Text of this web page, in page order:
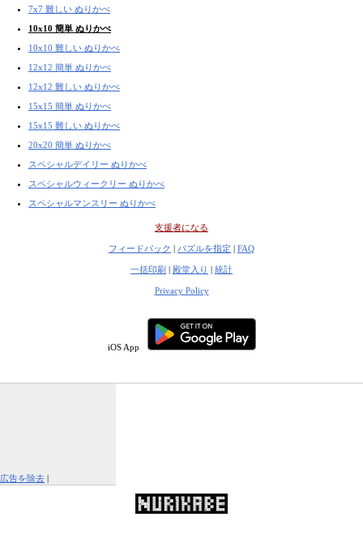
7x7 難しい ぬりかべ
10x10 簡単 ぬりかべ
10x10 難しい ぬりかべ
12x12 簡単 ぬりかべ
12x12 難しい ぬりかべ
15x15 簡単 ぬりかべ
15x15 難しい ぬりかべ
20x20 簡単 ぬりかべ
スペシャルデイリー ぬりかべ
スペシャルウィークリー ぬりかべ
スペシャルマンスリー ぬりかべ
支援者になる
フィードバック | パズルを指定 | FAQ
一括印刷 | 殿堂入り | 統計
Privacy Policy
iOS App
広告を除去 |